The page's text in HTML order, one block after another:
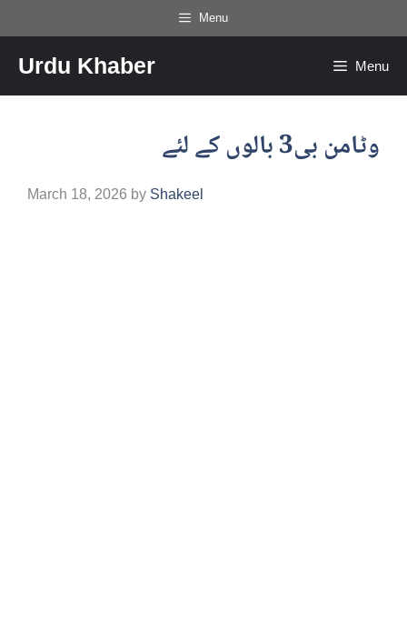
to
content
Menu
Urdu Khaber Menu
وٹامن بی3 بالوں کے لئے
March 18, 2026 by Shakeel